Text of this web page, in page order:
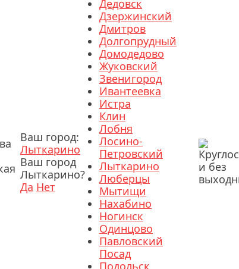
Ваш город:
Лыткарино
Ваш город
Лыткарино?
Да Нет
Дедовск
Дзержинский
Дмитров
Долгопрудный
Домодедово
Жуковский
Звенигород
Ивантеевка
Истра
Клин
Лобня
Лосино-
Петровский
Лыткарино
Люберцы
Мытищи
Нахабино
Ногинск
Одинцово
Павловский
Посад
Подольск